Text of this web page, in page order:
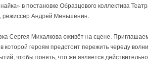
в постановке Образцового коллектива
режиссер Андрей Меньшенин.
Сергея Михалкова оживёт на сцене.
которой героям предстоит пережить череду
чтобы понять, что же является